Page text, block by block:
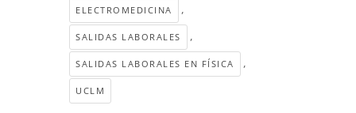
ELECTROMEDICINA ,
SALIDAS LABORALES ,
SALIDAS LABORALES EN FÍSICA ,
UCLM